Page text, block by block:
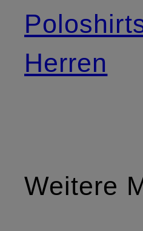
Herren
Weitere